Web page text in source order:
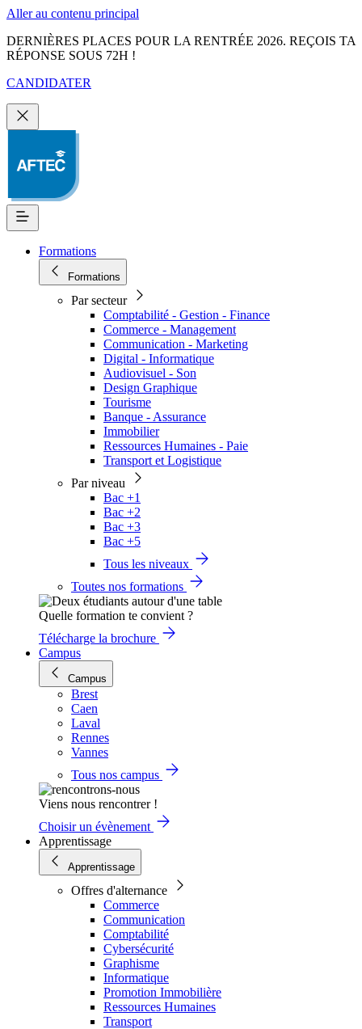
Aller au contenu principal
DERNIÈRES PLACES POUR LA RENTRÉE 2026. REÇOIS TA
RÉPONSE SOUS 72H !
CANDIDATER
Formations
Formations
Par secteur
Comptabilité - Gestion - Finance
Commerce - Management
Communication - Marketing
Digital - Informatique
Audiovisuel - Son
Design Graphique
Tourisme
Banque - Assurance
Immobilier
Ressources Humaines - Paie
Transport et Logistique
Par niveau
Bac +1
Bac +2
Bac +3
Bac +5
Tous les niveaux
Toutes nos formations
Quelle formation te convient ?
Télécharge la brochure
Campus
Campus
Brest
Caen
Laval
Rennes
Vannes
Tous nos campus
Viens nous rencontrer !
Choisir un évènement
Apprentissage
Apprentissage
Offres d'alternance
Commerce
Communication
Comptabilité
Cybersécurité
Graphisme
Informatique
Promotion Immobilière
Ressources Humaines
Transport